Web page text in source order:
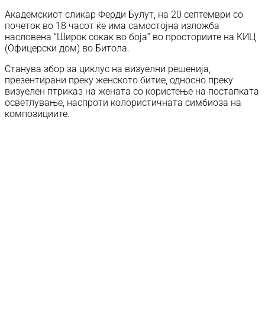
Академскиот сликар Ферди Булут, на 20 септември со
почеток во 18 часот ќе има самостојна изложба
насловена “Широк сокак во боја” во просториите на КИЦ
(Офицерски дом) во Битола.
Станува збор за циклус на визуелни решенија,
презентирани преку женското битие, односно преку
визуелен птриказ на жената со користење на постапката
осветлување, наспроти колористичната симбиоза на
композициите.